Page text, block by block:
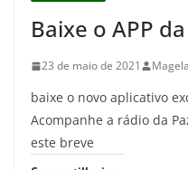
Baixe o APP
23 de maio de 2021 Magela
baixe o novo aplicativo
Acompanhe a rádio da
este breve